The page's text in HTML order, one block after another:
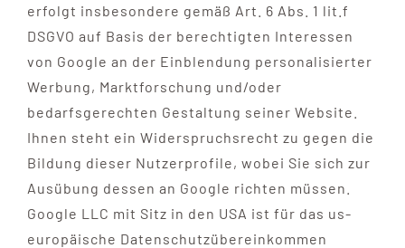
erfolgt insbesondere gemäß Art. 6 Abs. 1 lit.f
DSGVO auf Basis der berechtigten Interessen
von Google an der Einblendung personalisierter
Werbung, Marktforschung und/oder
bedarfsgerechten Gestaltung seiner Website.
Ihnen steht ein Widerspruchsrecht zu gegen die
Bildung dieser Nutzerprofile, wobei Sie sich zur
Ausübung dessen an Google richten müssen.
Google LLC mit Sitz in den USA ist für das us-
europäische Datenschutzübereinkommen